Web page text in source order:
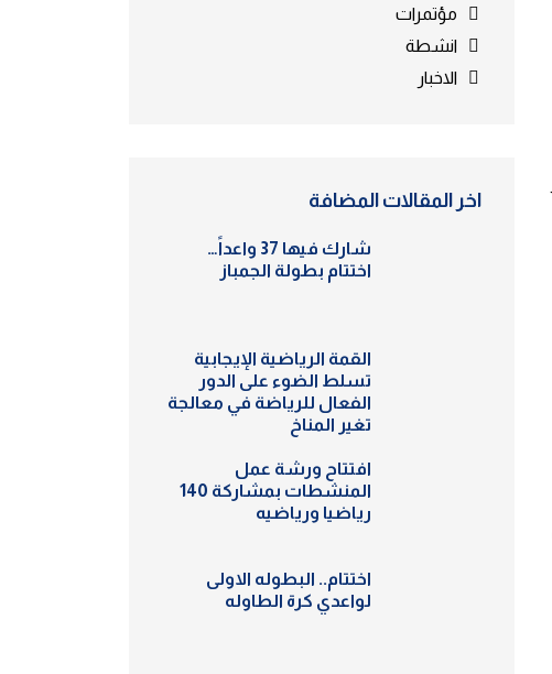
مؤتمرات
انشطة
الاخبار
اخر المقالات المضافة
شارك فيها 37 واعداً…
اختتام بطولة الجمباز
القمة الرياضية الإيجابية
تسلط الضوء على الدور
الفعال للرياضة في معالجة
تغير المناخ
افتتاح ورشة عمل
المنشطات بمشاركة 140
رياضيا ورياضيه
اختتام.. البطوله الاولى
لواعدي كرة الطاوله